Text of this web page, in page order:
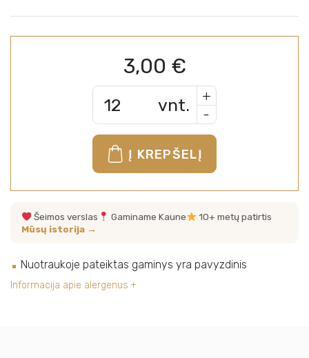
3,00 €
vnt.
+
-
Į KREPŠELĮ
Šeimos verslas Gaminame Kaune
10+ metų patirtis
Mūsų istorija →
Nuotraukoje pateiktas gaminys yra pavyzdinis
Informacija apie alergenus